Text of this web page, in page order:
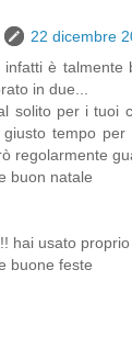
22 dicembre
infatti è talmente
in due...
solito per i tuoi
tempo
regolarmente
buon natale
hai usato proprio
buone feste